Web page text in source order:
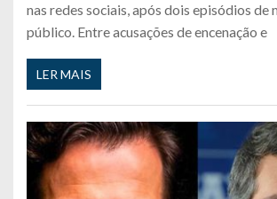
nas redes sociais, após dois episódios de
público. Entre acusações de encenação e
LER MAIS